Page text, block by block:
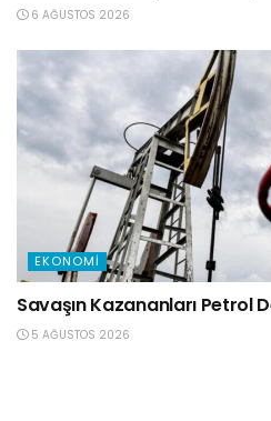
6 AĞUSTOS 2026
EKONOMI
Savaşın Kazananları Petrol
5 AĞUSTOS 2026